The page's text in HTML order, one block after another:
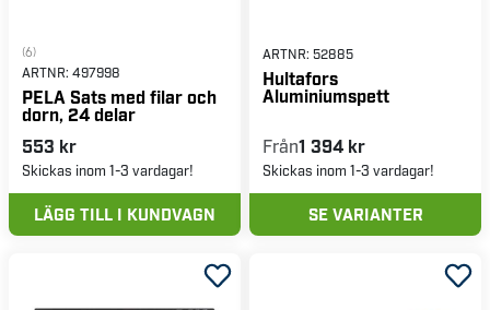
(6)
ARTNR: 497998
PELA Sats med filar och
dorn, 24 delar
553 kr
Skickas inom 1-3 vardagar!
LÄGG TILL I KUNDVAGN
ARTNR: 52885
Hultafors
Aluminiumspett
Från1 394 kr
Skickas inom 1-3 vardagar!
SE VARIANTER